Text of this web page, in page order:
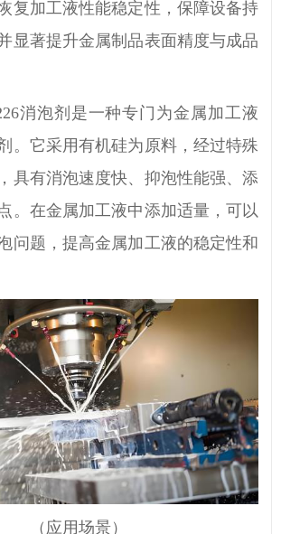
复加工液性能稳定性，保障设备持
显著提升金属制品表面精度与成品
消泡剂 是一种专门为金属加工液
。它采用有机硅为原料，经过特殊
具有消泡速度快、抑泡性能强、添
。在金属加工液中添加适量，可以
问题，提高金属加工液的稳定性和
（应用场景）